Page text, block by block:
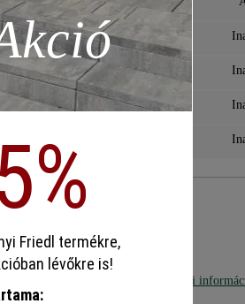
4 200 Ft‎‎‎*
Mennyiség
Mennyiség
4 200
kínálja Önnek... További
Friedl termékre,
lévőkre is!